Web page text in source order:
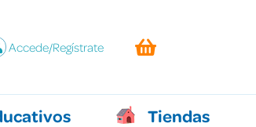
Accede/Regístrate
Tiendas